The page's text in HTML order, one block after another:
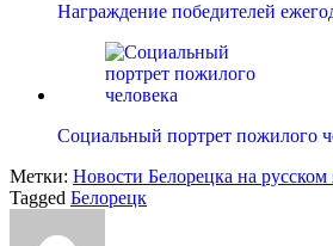
Награждение победителей
Социальный портрет пожилого
Метки: Новости Белорецка на русском
Tagged Белорецк